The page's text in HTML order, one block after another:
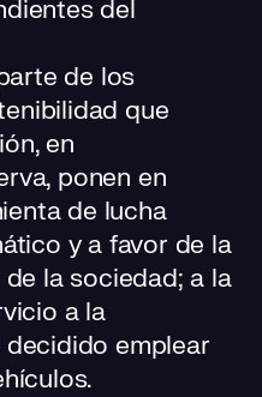
del
de los
que
en
ponen en
de lucha
y a favor de la
la sociedad; a la
a la
emplear